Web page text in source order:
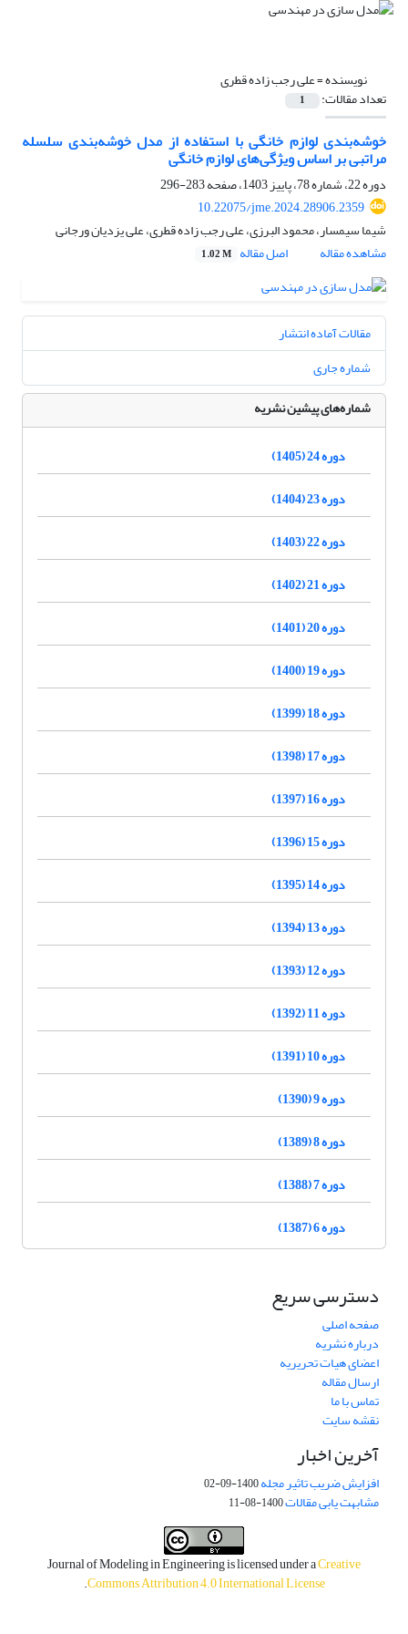
نویسنده =علی رجب زاده قطری
تعداد مقالات: 1
خوشه‌بندی لوازم خانگی با استفاده از مدل خوشه‌بندی سلسله
مراتبی بر اساس ویژگی‌های لوازم خانگی
دوره 22، شماره 78، پاییز 1403، صفحه
283-296
10.22075/jme.2024.28906.2359
شیما سیمسار، محمود البرزی، علی رجب زاده قطری، علی یزدیان ورجانی
مشاهده مقاله
اصل مقاله 1.02 M
مقالات آماده انتشار
شماره جاری
شماره‌های پیشین نشریه
دوره 24 (1405)
دوره 23 (1404)
دوره 22 (1403)
دوره 21 (1402)
دوره 20 (1401)
دوره 19 (1400)
دوره 18 (1399)
دوره 17 (1398)
دوره 16 (1397)
دوره 15 (1396)
دوره 14 (1395)
دوره 13 (1394)
دوره 12 (1393)
دوره 11 (1392)
دوره 10 (1391)
دوره 9 (1390)
دوره 8 (1389)
دوره 7 (1388)
دوره 6 (1387)
دسترسی سریع
صفحه اصلی
درباره نشریه
اعضای هیات تحریریه
ارسال مقاله
تماس با ما
نقشه سایت
آخرین اخبار
افزایش ضریب تاثیر مجله1400-09-02
مشابهت یابی مقالات1400-08-11
Journal of Modeling in Engineering is licensed under aCreative
Commons Attribution 4.0 International License
.